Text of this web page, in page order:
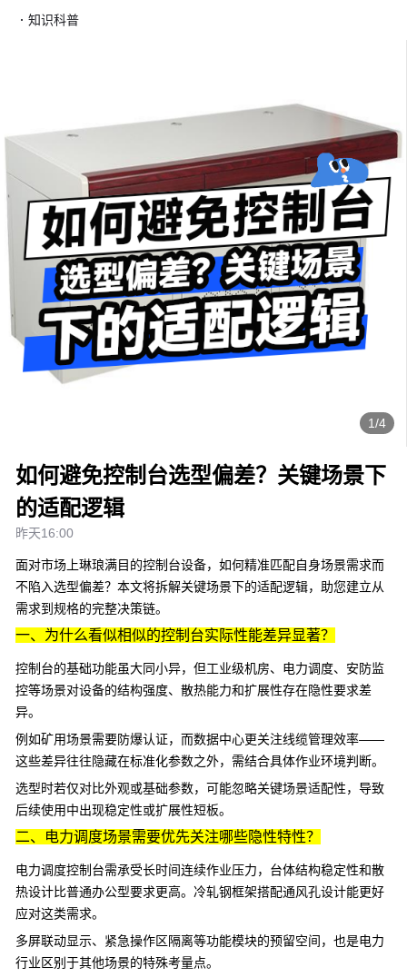
· 知识科普
1/4
如何避免控制台选型偏差？关键场景下
的适配逻辑
昨天16:00
面对市场上琳琅满目的控制台设备，如何精准匹配自身场景需求而
不陷入选型偏差？本文将拆解关键场景下的适配逻辑，助您建立从
需求到规格的完整决策链。
一、为什么看似相似的控制台实际性能差异显著？
控制台的基础功能虽大同小异，但工业级机房、电力调度、安防监
控等场景对设备的结构强度、散热能力和扩展性存在隐性要求差
异。
例如矿用场景需要防爆认证，而数据中心更关注线缆管理效率——
这些差异往往隐藏在标准化参数之外，需结合具体作业环境判断。
选型时若仅对比外观或基础参数，可能忽略关键场景适配性，导致
后续使用中出现稳定性或扩展性短板。
二、电力调度场景需要优先关注哪些隐性特性？
电力调度控制台需承受长时间连续作业压力，台体结构稳定性和散
热设计比普通办公型要求更高。冷轧钢框架搭配通风孔设计能更好
应对这类需求。
多屏联动显示、紧急操作区隔离等功能模块的预留空间，也是电力
行业区别于其他场景的特殊考量点。